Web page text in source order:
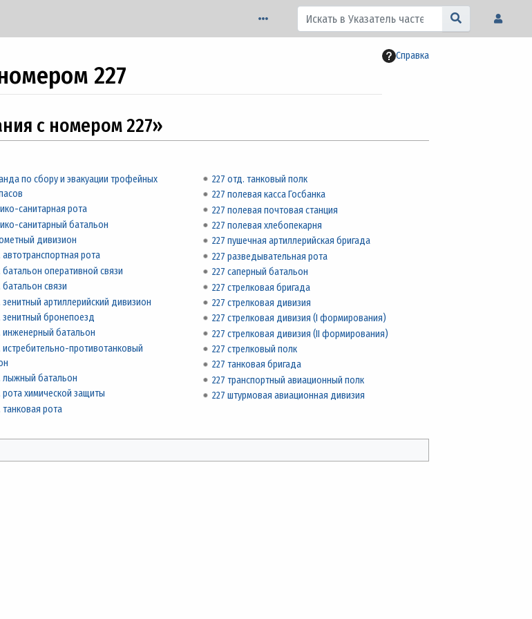
Справка
227
с номером 227»
по сбору и эвакуации трофейных
санитарная рота
санитарный батальон
дивизион
автотранспортная рота
батальон оперативной связи
батальон связи
зенитный артиллерийский дивизион
зенитный бронепоезд
инженерный батальон
истребительно-противотанковый
лыжный батальон
рота химической защиты
танковая рота
227 отд. танковый полк
227 полевая касса Госбанка
227 полевая почтовая станция
227 полевая хлебопекарня
227 пушечная артиллерийская бригада
227 разведывательная рота
227 саперный батальон
227 стрелковая бригада
227 стрелковая дивизия
227 стрелковая дивизия (I формирования)
227 стрелковая дивизия (II формирования)
227 стрелковый полк
227 танковая бригада
227 транспортный авиационный полк
227 штурмовая авиационная дивизия